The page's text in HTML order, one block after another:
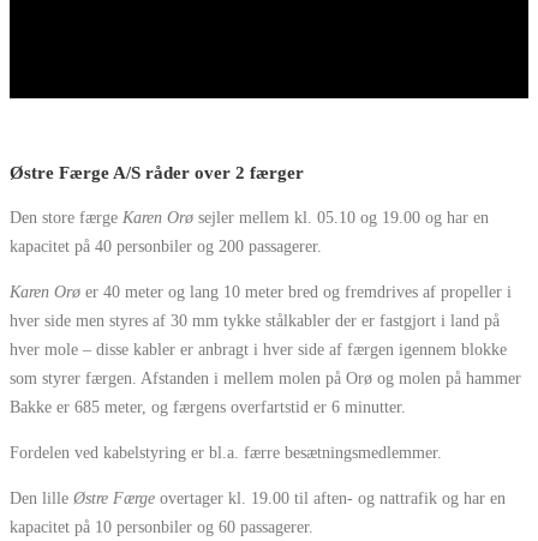
Østre Færge A/S råder over 2 færger
Den store færge Karen Orø sejler mellem kl. 05.10 og 19.00 og har en
kapacitet på 40 personbiler og 200 passagerer.
Karen Orø er 40 meter og lang 10 meter bred og fremdrives af propeller i
hver side men styres af 30 mm tykke stålkabler der er fastgjort i land på
hver mole – disse kabler er anbragt i hver side af færgen igennem blokke
som styrer færgen. Afstanden i mellem molen på Orø og molen på hammer
Bakke er 685 meter, og færgens overfartstid er 6 minutter.
Fordelen ved kabelstyring er bl.a. færre besætningsmedlemmer.
Den lille Østre Færge overtager kl. 19.00 til aften- og nattrafik og har en
kapacitet på 10 personbiler og 60 passagerer.